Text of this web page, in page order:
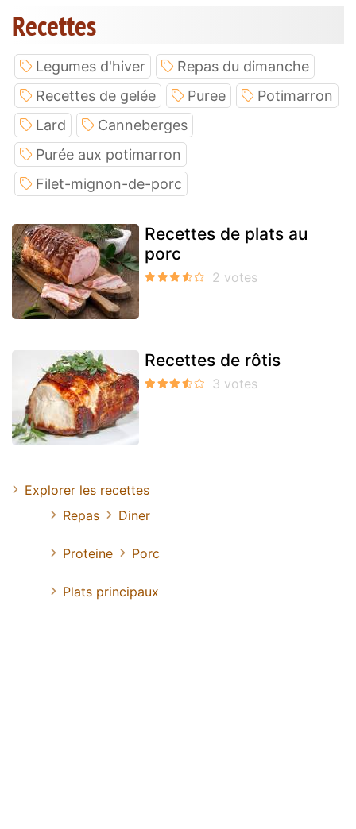
Recettes
Legumes d'hiver
Repas du dimanche
Recettes de gelée
Puree
Potimarron
Lard
Canneberges
Purée aux potimarron
Filet-mignon-de-porc
Recettes de plats au
porc
Recettes de rôtis
Explorer les recettes
Repas
Diner
Proteine Porc
Plats principaux